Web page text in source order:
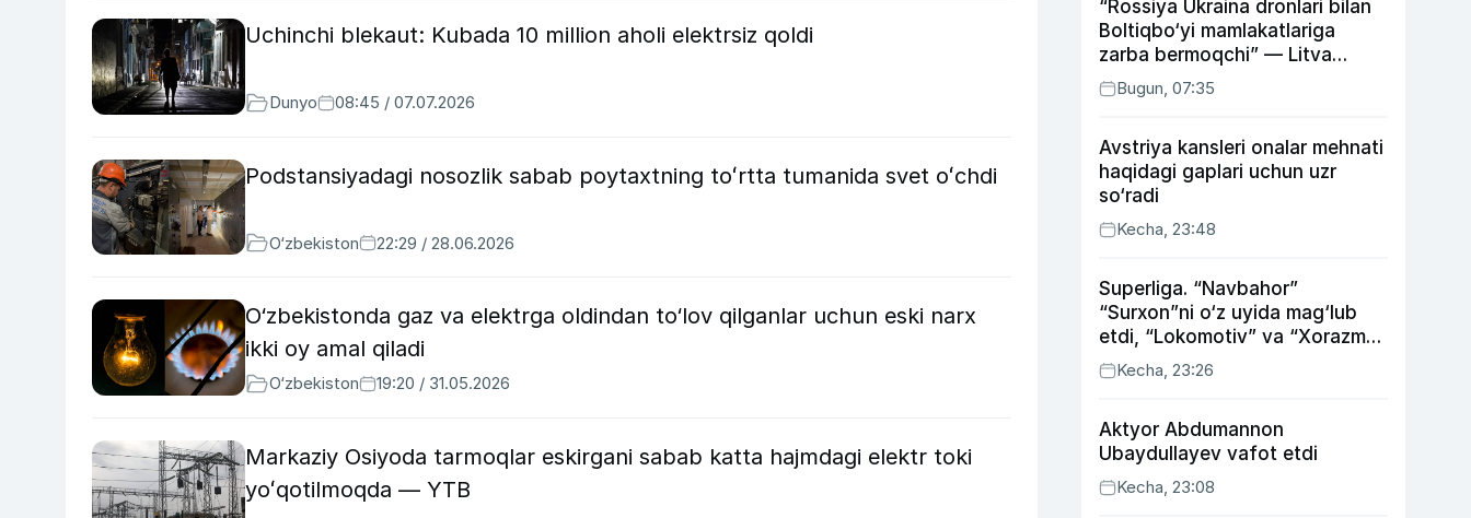
Uchinchi blekaut: Kubada 10 million aholi elektrsiz qoldi
Dunyo 08:45 / 07.07.2026
Podstansiyadagi nosozlik sabab poytaxtning toʻrtta tumanida svet oʻchdi
O‘zbekiston 22:29 / 28.06.2026
O‘zbekistonda gaz va elektrga oldindan to‘lov qilganlar uchun eski narx
ikki oy amal qiladi
O‘zbekiston 19:20 / 31.05.2026
Markaziy Osiyoda tarmoqlar eskirgani sabab katta hajmdagi elektr toki
yoʻqotilmoqda — YTB
“Rossiya Ukraina dronlari bilan
Boltiqbo‘yi mamlakatlariga
zarba bermoqchi” — Litva
mudofaa vaziri
Bugun, 07:35
Avstriya kansleri onalar mehnati
haqidagi gaplari uchun uzr
so‘radi
Kecha, 23:48
Superliga. “Navbahor”
“Surxon”ni o‘z uyida mag‘lub
etdi, “Lokomotiv” va “Xorazm”
uyda g‘alaba qozondi
Kecha, 23:26
Aktyor Abdu­mannon
Ubaydullayev vafot etdi
Kecha, 23:08